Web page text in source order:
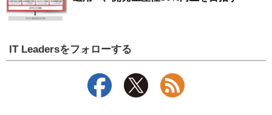
IT Leadersをフォローする